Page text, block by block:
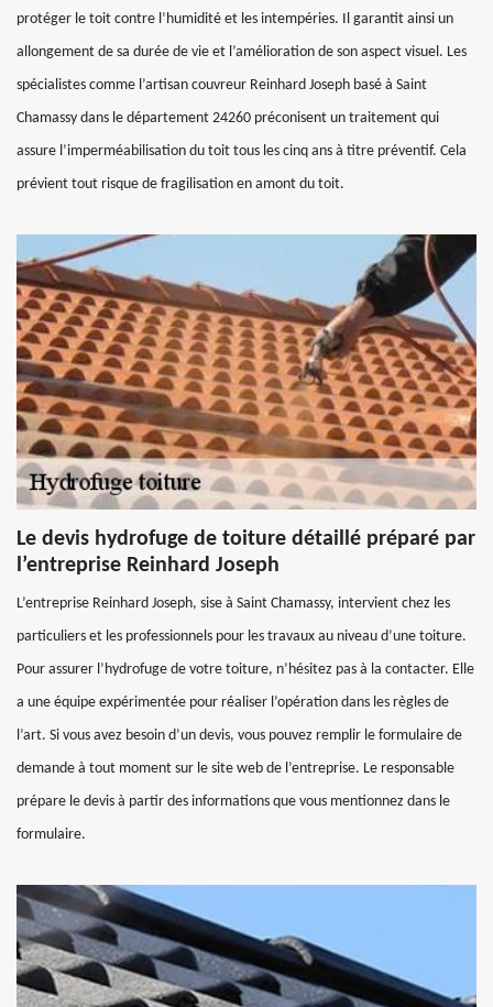
protéger le toit contre l’humidité et les intempéries. Il garantit ainsi un
allongement de sa durée de vie et l’amélioration de son aspect visuel. Les
spécialistes comme l’artisan couvreur Reinhard Joseph basé à Saint
Chamassy dans le département 24260 préconisent un traitement qui
assure l’imperméabilisation du toit tous les cinq ans à titre préventif. Cela
prévient tout risque de fragilisation en amont du toit.
Le devis hydrofuge de toiture détaillé préparé par
l’entreprise Reinhard Joseph
L’entreprise Reinhard Joseph, sise à Saint Chamassy, intervient chez les
particuliers et les professionnels pour les travaux au niveau d’une toiture.
Pour assurer l’hydrofuge de votre toiture, n’hésitez pas à la contacter. Elle
a une équipe expérimentée pour réaliser l’opération dans les règles de
l’art. Si vous avez besoin d’un devis, vous pouvez remplir le formulaire de
demande à tout moment sur le site web de l’entreprise. Le responsable
prépare le devis à partir des informations que vous mentionnez dans le
formulaire.